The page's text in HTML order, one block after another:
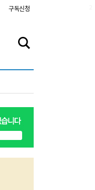
구독신청